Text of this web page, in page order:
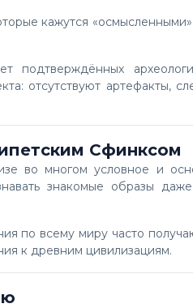
отсутствуют артефакты,
Сфинксом
знакомые образы
к древним цивилизациям.